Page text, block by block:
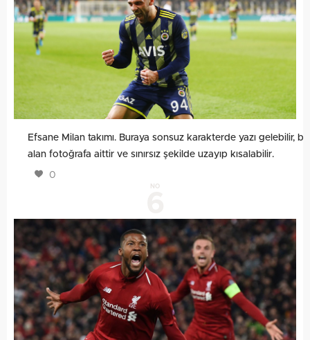
Efsane Milan takımı. Buraya sonsuz karakterde yazı gelebilir, bu
alan fotoğrafa aittir ve sınırsız şekilde uzayıp kısalabilir.
0
NO